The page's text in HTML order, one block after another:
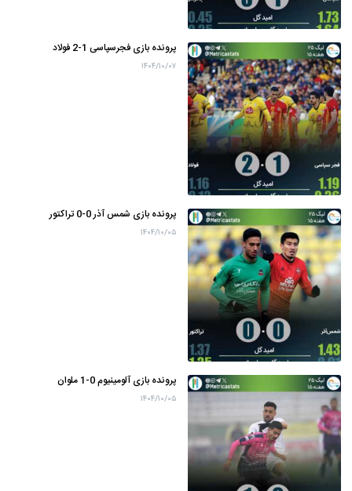
پرونده بازی فجرسپاسی 1-2 فولاد
۱۴۰۴/۱۰/۰۷
پرونده بازی شمس آذر 0-0 تراکتور
۱۴۰۴/۱۰/۰۵
پرونده بازی آلومینیوم 0-1 ملوان
۱۴۰۴/۱۰/۰۵